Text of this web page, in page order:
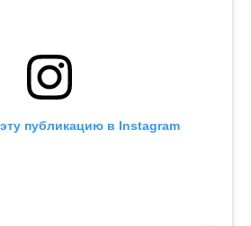
публикацию в Instagram